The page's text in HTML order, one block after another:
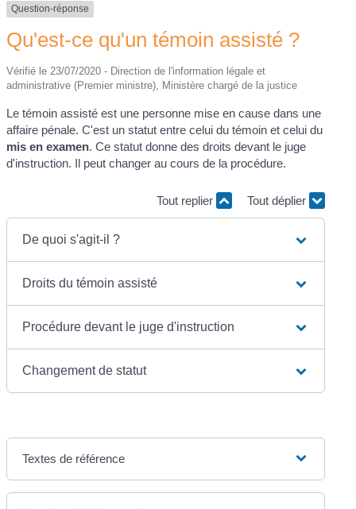
Question-réponse
Qu'est-ce qu'un témoin assisté ?
Vérifié le 23/07/2020 - Direction de l'information légale et
administrative (Premier ministre), Ministère chargé de la justice
Le témoin assisté est une personne mise en cause dans une
affaire pénale. C'est un statut entre celui du témoin et celui du
mis en examen. Ce statut donne des droits devant le juge
d'instruction. Il peut changer au cours de la procédure.
Tout replier Tout déplier
De quoi s'agit-il ?
Droits du témoin assisté
Procédure devant le juge d'instruction
Changement de statut
Textes de référence